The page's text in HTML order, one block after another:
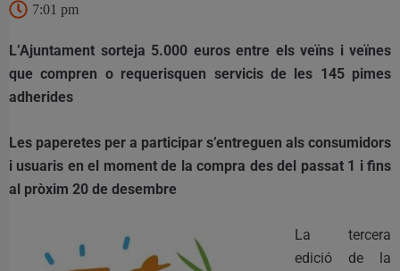
7:01 pm
L’Ajuntament sorteja 5.000 euros entre els veïns i veïnes
que compren o requerisquen servicis de les 145 pimes
adherides
Les paperetes per a participar s’entreguen als consumidors
i usuaris en el moment de la compra des del passat 1 i fins
al pròxim 20 de desembre
La tercera
edició de la